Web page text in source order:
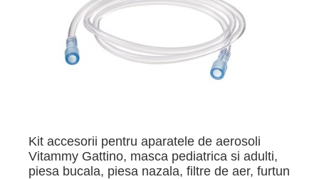
Kit accesorii pentru aparatele de aerosoli
Vitammy Gattino, masca pediatrica si adulti,
piesa bucala, piesa nazala, filtre de aer, furtun